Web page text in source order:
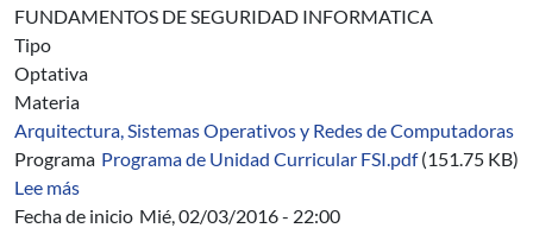
FUNDAMENTOS DE SEGURIDAD INFORMATICA
Tipo
Optativa
Materia
Arquitectura, Sistemas Operativos y Redes de Computadoras
Programa Programa de Unidad Curricular FSI.pdf (151.75 KB)
Lee mássobre Asignatura 5916
Fecha de inicio Mié, 02/03/2016 - 22:00